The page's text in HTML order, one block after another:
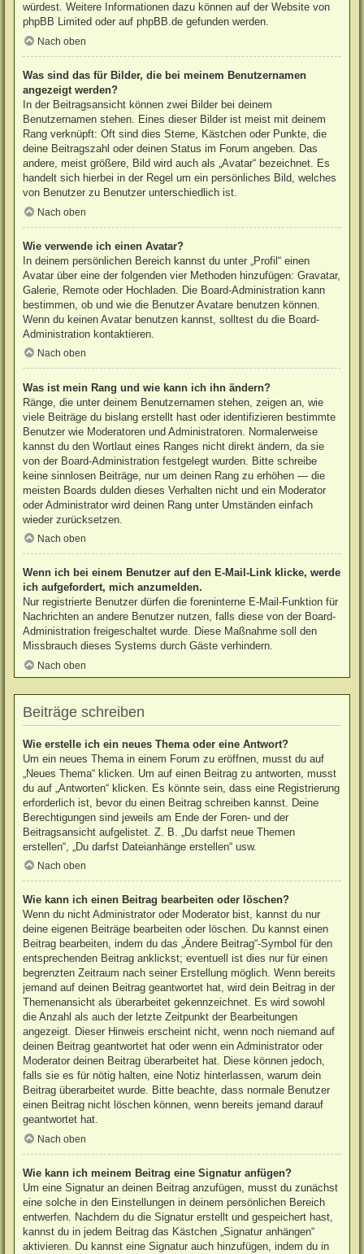
würdest. Weitere Informationen dazu können auf der Website von
phpBB Limited oder aufphpBB.de gefunden werden.
Nach oben
Was sind das für Bilder, die bei meinem Benutzernamen
angezeigt werden?
In der Beitragsansicht können zwei Bilder bei deinem
Benutzernamen stehen. Eines dieser Bilder ist meist mit deinem
Rang verknüpft: Oft sind dies Sterne, Kästchen oder Punkte, die
deine Beitragszahl oder deinen Status im Forum angeben. Das
andere, meist größere, Bild wird auch als „Avatar“ bezeichnet. Es
handelt sich hierbei in der Regel um ein persönliches Bild, welches
von Benutzer zu Benutzer unterschiedlich ist.
Nach oben
Wie verwende ich einen Avatar?
In deinem persönlichen Bereich kannst du unter „Profil“ einen
Avatar über eine der folgenden vier Methoden hinzufügen: Gravatar,
Galerie, Remote oder Hochladen. Die Board-Administration kann
bestimmen, ob und wie die Benutzer Avatare benutzen können.
Wenn du keinen Avatar benutzen kannst, solltest du die Board-
Administration kontaktieren.
Nach oben
Was ist mein Rang und wie kann ich ihn ändern?
Ränge, die unter deinem Benutzernamen stehen, zeigen an, wie
viele Beiträge du bislang erstellt hast oder identifizieren bestimmte
Benutzer wie Moderatoren und Administratoren. Normalerweise
kannst du den Wortlaut eines Ranges nicht direkt ändern, da sie
von der Board-Administration festgelegt wurden. Bitte schreibe
keine sinnlosen Beiträge, nur um deinen Rang zu erhöhen — die
meisten Boards dulden dieses Verhalten nicht und ein Moderator
oder Administrator wird deinen Rang unter Umständen einfach
wieder zurücksetzen.
Nach oben
Wenn ich bei einem Benutzer auf den E-Mail-Link klicke, werde
ich aufgefordert, mich anzumelden.
Nur registrierte Benutzer dürfen die foreninterne E-Mail-Funktion für
Nachrichten an andere Benutzer nutzen, falls diese von der Board-
Administration freigeschaltet wurde. Diese Maßnahme soll den
Missbrauch dieses Systems durch Gäste verhindern.
Nach oben
Beiträge schreiben
Wie erstelle ich ein neues Thema oder eine Antwort?
Um ein neues Thema in einem Forum zu eröffnen, musst du auf
„Neues Thema“ klicken. Um auf einen Beitrag zu antworten, musst
du auf „Antworten“ klicken. Es könnte sein, dass eine Registrierung
erforderlich ist, bevor du einen Beitrag schreiben kannst. Deine
Berechtigungen sind jeweils am Ende der Foren- und der
Beitragsansicht aufgelistet. Z. B. „Du darfst neue Themen
erstellen“, „Du darfst Dateianhänge erstellen“ usw.
Nach oben
Wie kann ich einen Beitrag bearbeiten oder löschen?
Wenn du nicht Administrator oder Moderator bist, kannst du nur
deine eigenen Beiträge bearbeiten oder löschen. Du kannst einen
Beitrag bearbeiten, indem du das „Ändere Beitrag“-Symbol für den
entsprechenden Beitrag anklickst; eventuell ist dies nur für einen
begrenzten Zeitraum nach seiner Erstellung möglich. Wenn bereits
jemand auf deinen Beitrag geantwortet hat, wird dein Beitrag in der
Themenansicht als überarbeitet gekennzeichnet. Es wird sowohl
die Anzahl als auch der letzte Zeitpunkt der Bearbeitungen
angezeigt. Dieser Hinweis erscheint nicht, wenn noch niemand auf
deinen Beitrag geantwortet hat oder wenn ein Administrator oder
Moderator deinen Beitrag überarbeitet hat. Diese können jedoch,
falls sie es für nötig halten, eine Notiz hinterlassen, warum dein
Beitrag überarbeitet wurde. Bitte beachte, dass normale Benutzer
einen Beitrag nicht löschen können, wenn bereits jemand darauf
geantwortet hat.
Nach oben
Wie kann ich meinem Beitrag eine Signatur anfügen?
Um eine Signatur an deinen Beitrag anzufügen, musst du zunächst
eine solche in den Einstellungen in deinem persönlichen Bereich
entwerfen. Nachdem du die Signatur erstellt und gespeichert hast,
kannst du in jedem Beitrag das Kästchen „Signatur anhängen“
aktivieren. Du kannst eine Signatur auch hinzufügen, indem du in